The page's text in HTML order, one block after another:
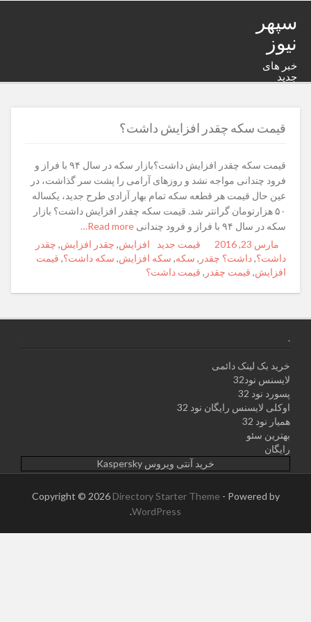
سپهر
نیوز
خبر های
جدید
قیمت‌ سکه چقدر افزایش داشت؟
قیمت‌ سکه چقدر افزایش داشت؟بازار سکه در سال ۹۴ با فراز و
فرود چندانی مواجه نشد و روزهای آرامی را پشت سر گذاشت، در
عین حال قیمت هر قطعه سکه تمام بهار آزادی طرح جدید، یکساله
۵۰ هزارتومان گرانتر شد. قیمت‌ سکه چقدر افزایش داشت؟ بازار
سکه در سال ۹۴ با فراز و فرود چندانی
Posted
on
مارس 23, 2016 Author
Categories
قیمت جدید Tags
افزایش, چقدر افزایش, چقدر
داشت؟,داشت؟ چقدر , سکه, سکه افزایش, سکه داشت؟, قیمت‌
افزایش, قیمت‌ چقدر , قیمت‌ داشت؟
.
خرید بک لینک دائمی
لایسنس نود32
پسورد نود 32
اوکلی لایسنس رایگان نود 32
همیار نود 32
بهترین سئو
رایگان
خرید آنتی ویروس Kaspersky
Copyright © 2026 Directory Starter Theme - Powered by
WordPress
.